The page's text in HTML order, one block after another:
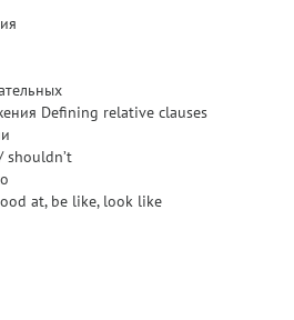
Defining relative clauses
shouldn’t
at, be like, look like